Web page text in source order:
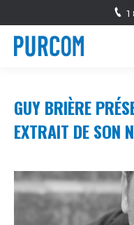
GUY BRIÈRE
EXTRAIT DE SON